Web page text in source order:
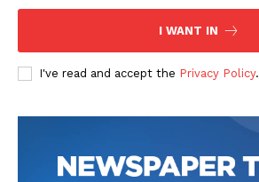
I WANT IN
I've read and accept the Privacy Policy.